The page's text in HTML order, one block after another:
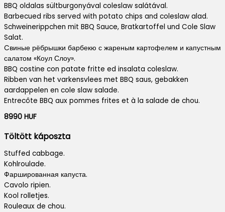
BBQ oldalas sültburgonyával coleslaw salátával.
Barbecued ribs served with potato chips and coleslaw alad.
Schweinerippchen mit BBQ Sauce, Bratkartoffel und Cole Slaw
Salat.
Cвиные рёбрышки барбекю с жареным картофелем и капустным
салатом «Коул Слоу».
BBQ costine con patate fritte ed insalata coleslaw.
Ribben van het varkensvlees met BBQ saus, gebakken
aardappelen en cole slaw salade.
Entrecôte BBQ aux pommes frites et à la salade de chou.
8990 HUF
Töltött káposzta
Stuffed cabbage.
Kohlroulade.
Фаршированная капуста.
Cavolo ripien.
Kool rolletjes.
Rouleaux de chou.